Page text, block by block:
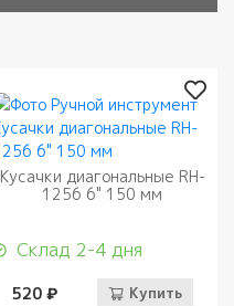
Кусачки диагональные RH-
1256 6" 150 мм
Склад 2-4 дня
520 ₽ Купить